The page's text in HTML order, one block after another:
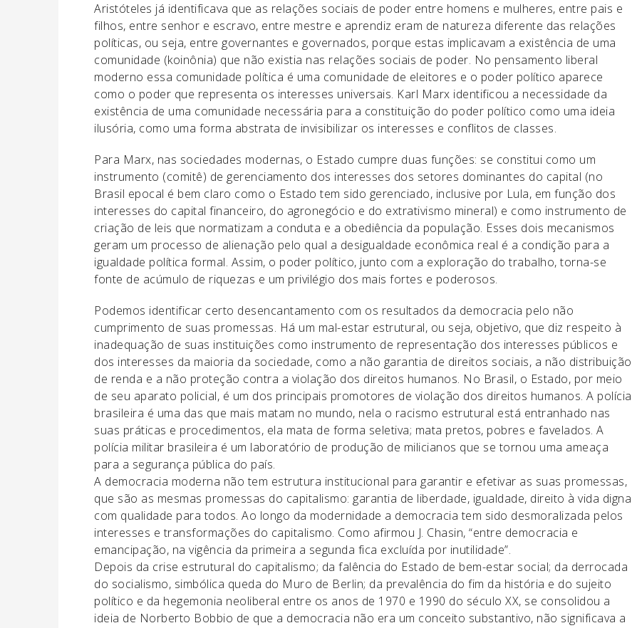
Aristóteles já identificava que as relações sociais de poder entre homens e mulheres, entre pais e
filhos, entre senhor e escravo, entre mestre e aprendiz eram de natureza diferente das relações
políticas, ou seja, entre governantes e governados, porque estas implicavam a existência de uma
comunidade (koinônia) que não existia nas relações sociais de poder. No pensamento liberal
moderno essa comunidade política é uma comunidade de eleitores e o poder político aparece
como o poder que representa os interesses universais. Karl Marx identificou a necessidade da
existência de uma comunidade necessária para a constituição do poder político como uma ideia
ilusória, como uma forma abstrata de invisibilizar os interesses e conflitos de classes.
Para Marx, nas sociedades modernas, o Estado cumpre duas funções: se constitui como um
instrumento (comitê) de gerenciamento dos interesses dos setores dominantes do capital (no
Brasil epocal é bem claro como o Estado tem sido gerenciado, inclusive por Lula, em função dos
interesses do capital financeiro, do agronegócio e do extrativismo mineral) e como instrumento de
criação de leis que normatizam a conduta e a obediência da população. Esses dois mecanismos
geram um processo de alienação pelo qual a desigualdade econômica real é a condição para a
igualdade política formal. Assim, o poder político, junto com a exploração do trabalho, torna-se
fonte de acúmulo de riquezas e um privilégio dos mais fortes e poderosos.
Podemos identificar certo desencantamento com os resultados da democracia pelo não
cumprimento de suas promessas. Há um mal-estar estrutural, ou seja, objetivo, que diz respeito à
inadequação de suas instituições como instrumento de representação dos interesses públicos e
dos interesses da maioria da sociedade, como a não garantia de direitos sociais, a não distribuição
de renda e a não proteção contra a violação dos direitos humanos. No Brasil, o Estado, por meio
de seu aparato policial, é um dos principais promotores de violação dos direitos humanos. A polícia
brasileira é uma das que mais matam no mundo, nela o racismo estrutural está entranhado nas
suas práticas e procedimentos, ela mata de forma seletiva; mata pretos, pobres e favelados. A
polícia militar brasileira é um laboratório de produção de milicianos que se tornou uma ameaça
para a segurança pública do país.
A democracia moderna não tem estrutura institucional para garantir e efetivar as suas promessas,
que são as mesmas promessas do capitalismo: garantia de liberdade, igualdade, direito à vida digna
com qualidade para todos. Ao longo da modernidade a democracia tem sido desmoralizada pelos
interesses e transformações do capitalismo. Como afirmou J. Chasin, “entre democracia e
emancipação, na vigência da primeira a segunda fica excluída por inutilidade”.
Depois da crise estrutural do capitalismo; da falência do Estado de bem-estar social; da derrocada
do socialismo, simbólica queda do Muro de Berlin; da prevalência do fim da história e do sujeito
político e da hegemonia neoliberal entre os anos de 1970 e 1990 do século XX, se consolidou a
ideia de Norberto Bobbio de que a democracia não era um conceito substantivo, não significava a